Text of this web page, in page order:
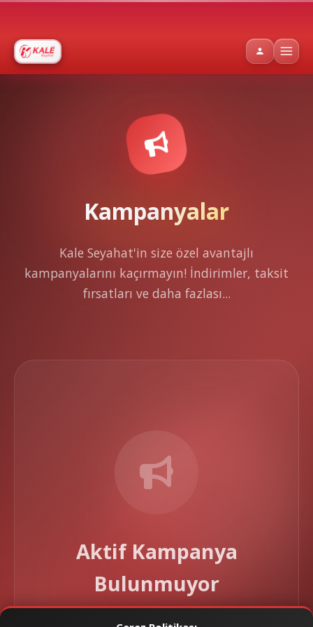
Kampanyalar
Kale Seyahat'in size özel avantajlı
kampanyalarını kaçırmayın! İndirimler, taksit
fırsatları ve daha fazlası...
Aktif Kampanya
Bulunmuyor
Şu anda aktif kampanyamız